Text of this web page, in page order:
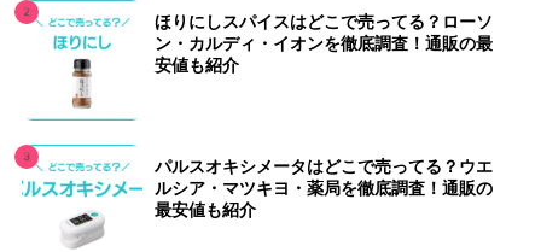
ほりにしスパイスはどこで売ってる？ローソ
ン・カルディ・イオンを徹底調査！通販の最
安値も紹介
パルスオキシメータはどこで売ってる？ウエ
ルシア・マツキヨ・薬局を徹底調査！通販の
最安値も紹介